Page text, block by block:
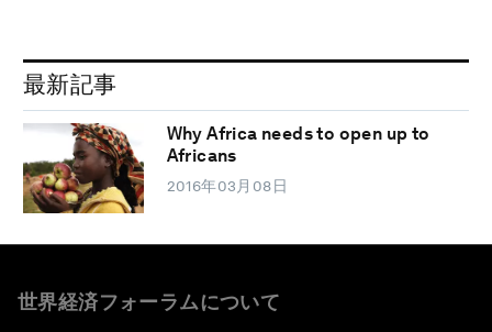
最新記事
Why Africa needs to open up to
Africans
2016年03月08日
世界経済フォーラムについて